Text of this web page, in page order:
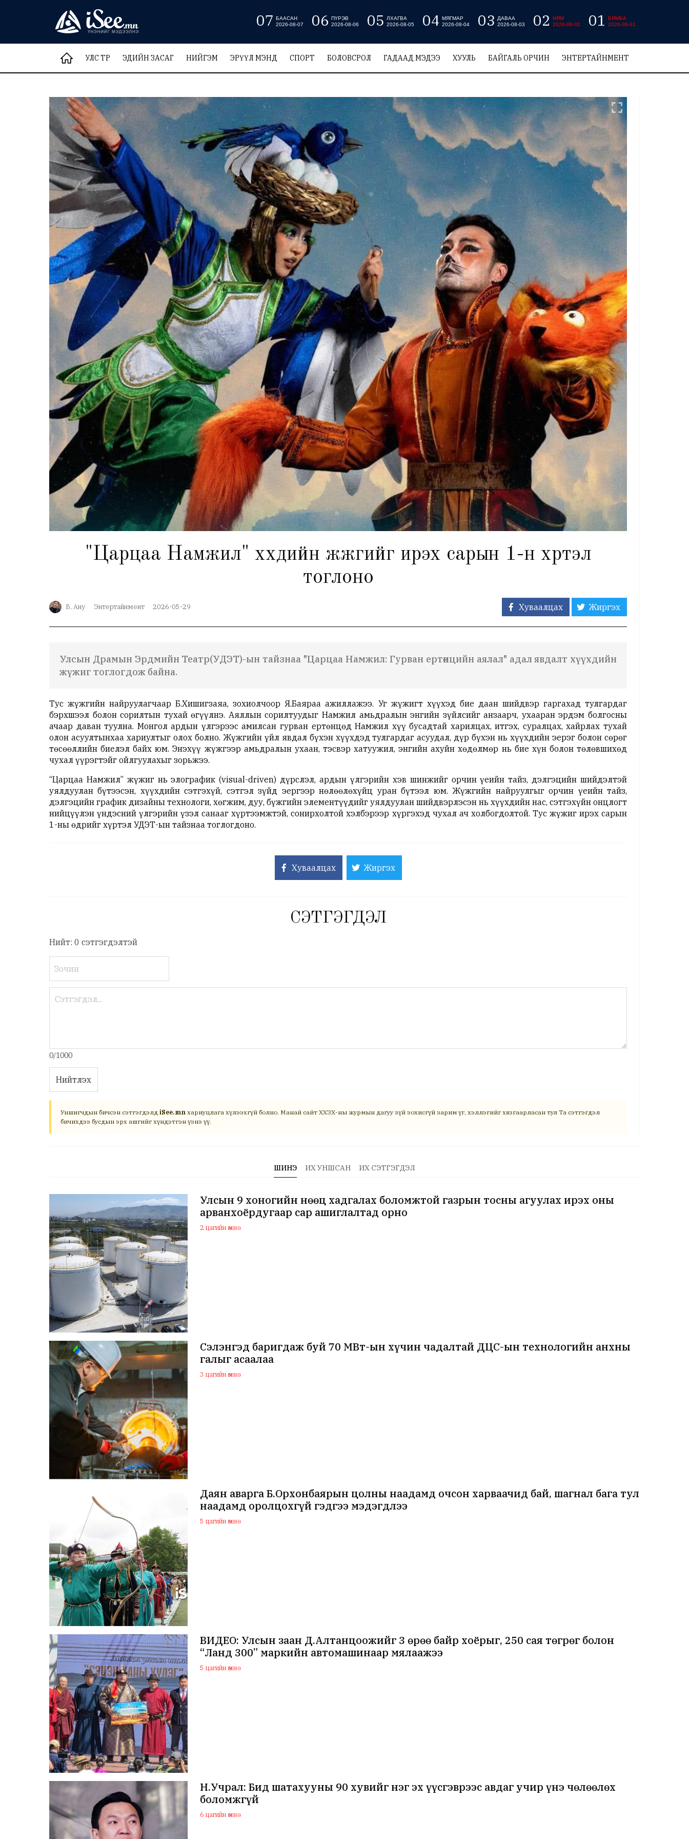
07 БААСАН
2026-08-07
06 ПҮРЭВ
2026-08-06
05
ЛХАГВА
2026-08-05
04 МЯГМАР
2026-08-04
03
ДАВАА
2026-08-03
02
НЯМ
2026-08-02
01
БЯМБА
2026-08-01
УЛС ТӨР ЭДИЙН ЗАСАГ НИЙГЭМ ЭРҮҮЛ МЭНД СПОРТ БОЛОВСРОЛ ГАДААД МЭДЭЭ ХУУЛЬ БАЙГАЛЬ ОРЧИН ЭНТЕРТАЙНМЕНТ
"Царцаа Намжил" хүүхдийн жүжгийг ирэх сарын 1-н хүртэл
тоглоно
Б. Ану Энтертайнмент 2026-05-29 Хуваалцах Жиргэх
Улсын Драмын Эрдмийн Театр(УДЭТ)-ын тайзнаа "Царцаа Намжил: Гурван ертөнцийн аялал" адал явдалт хүүхдийн
жүжиг тоглогдож байна.
Тус жүжгийн найруулагчаар Б.Хишигзаяа, зохиолчоор Я.Баяраа ажиллажээ. Уг жүжигт хүүхэд бие даан шийдвэр гаргахад тулгардаг
бэрхшээл болон сорилтын тухай өгүүлнэ. Аяллын сорилтуудыг Намжил амьдралын энгийн зүйлсийг анзаарч, ухааран эрдэм болгосны
ачаар даван туулна. Монгол ардын үлгэрээс амилсан гурван ертөнцөд Намжил хүү бусадтай харилцах, итгэх, суралцах, хайрлах тухай
олон асуултынхаа хариултыг олох болно. Жүжгийн үйл явдал бүхэн хүүхдэд тулгардаг асуудал, дүр бүхэн нь хүүхдийн эерэг болон сөрөг
төсөөллийн биелэл байх юм. Энэхүү жүжгээр амьдралын ухаан, тэсвэр хатуужил, энгийн ахуйн хөдөлмөр нь бие хүн болон төлөвшихөд
чухал үүрэгтэйг ойлгуулахыг зорьжээ.
“Царцаа Намжил” жүжиг нь элографик (visual-driven) дүрслэл, ардын үлгэрийн хэв шинжийг орчин үеийн тайз, дэлгэцийн шийдэлтэй
уялдуулан бүтээсэн, хүүхдийн сэтгэхүй, сэтгэл зүйд эергээр нөлөөлөхүйц уран бүтээл юм. Жүжгийн найруулгыг орчин үеийн тайз,
дэлгэцийн график дизайны технологи, хөгжим, дуу, бүжгийн элементүүдийг уялдуулан шийдвэрлэсэн нь хүүхдийн нас, сэтгэхүйн онцлогт
нийцүүлэн үндэсний үлгэрийн үзэл санааг хүртээмжтэй, сонирхолтой хэлбэрээр хүргэхэд чухал ач холбогдолтой. Тус жүжиг ирэх сарын
1-ны өдрийг хүртэл УДЭТ-ын тайзнаа тоглогдоно.
Хуваалцах Жиргэх
СЭТГЭГДЭЛ
Нийт: 0 сэтгэгдэлтэй
0/1000
Нийтлэх
Уншигчдын бичсэн сэтгэгдэлд iSee.mn хариуцлага хүлээхгүй болно. Манай сайт ХХЗХ-ны журмын дагуу зүй зохисгүй зарим үг, хэллэгийг хязгаарласан тул Та сэтгэгдэл
бичихдээ бусдын эрх ашгийг хүндэтгэн үзнэ үү.
ШИНЭ ИХ УНШСАН ИХ СЭТГЭГДЭЛ
Улсын 9 хоногийн нөөц хадгалах боломжтой газрын тосны агуулах ирэх оны
арванхоёрдугаар сар ашиглалтад орно
2 цагийн өмнө
Сэлэнгэд баригдаж буй 70 МВт-ын хүчин чадалтай ДЦС-ын технологийн анхны
галыг асаалаа
3 цагийн өмнө
Даян аварга Б.Орхонбаярын цолны наадамд очсон харваачид бай, шагнал бага тул
наадамд оролцохгүй гэдгээ мэдэгдлээ
5 цагийн өмнө
ВИДЕО: Улсын заан Д.Алтанцоожийг 3 өрөө байр хоёрыг, 250 сая төгрөг болон
“Ланд 300” маркийн автомашинаар мялаажээ
5 цагийн өмнө
Н.Учрал: Бид шатахууны 90 хувийг нэг эх үүсгэврээс авдаг учир үнэ чөлөөлөх
боломжгүй
6 цагийн өмнө